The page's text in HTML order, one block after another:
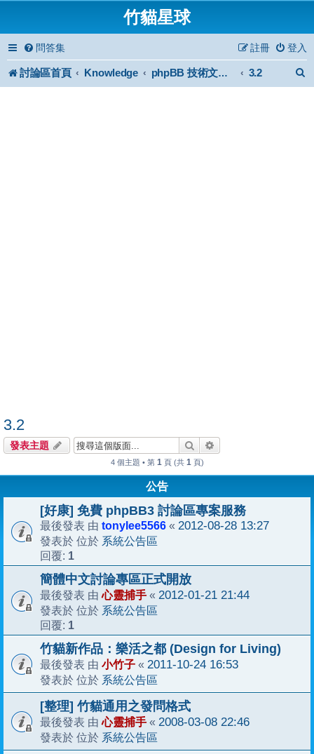
竹貓星球
問答集 登入
註冊
討論區首頁 Knowledge phpBB 技術文件與知識庫 3.2
3.2
發表主題 搜尋
4 個主題 • 第 1 頁 (共 1 頁)
公告
[好康] 免費 phpBB3 討論區專案服務
最後發表 由 tonylee5566 « 2012-08-28 13:27
發表於 位於 系統公告區
回覆: 1
簡體中文討論專區正式開放
最後發表 由心靈捕手 « 2012-01-21 21:44
發表於 位於 系統公告區
回覆: 1
竹貓新作品：樂活之都 (Design for Living)
最後發表 由 小竹子 « 2011-10-24 16:53
發表於 位於 系統公告區
[整理] 竹貓通用之發問格式
最後發表 由心靈捕手 « 2008-03-08 22:46
發表於 位於 系統公告區